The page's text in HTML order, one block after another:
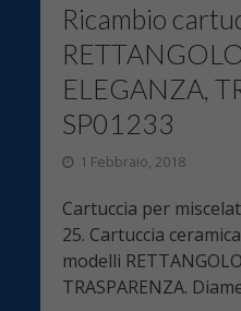
Ricambio
ELEGANZA,
SP01233
1 Febbraio, 2018
Cartuccia per
25. Cartuccia
modelli
TRASPARENZA.